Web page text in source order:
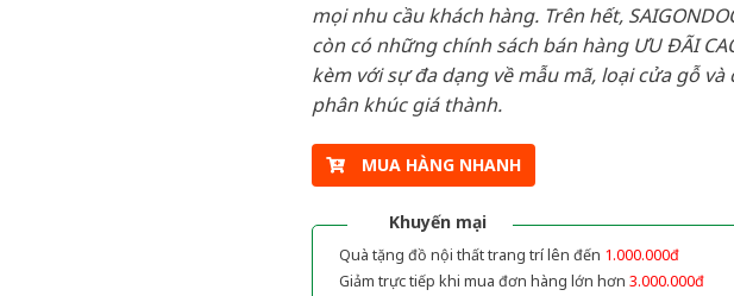
mọi nhu cầu khách hàng. Trên hết,
còn có những chính sách bán hàng ƯU ĐÃI
kèm với sự đa dạng về mẫu mã, loại cửa gỗ và
phân khúc giá thành.
MUA HÀNG NHANH
Khuyến mại
Quà tặng đồ nội thất trang trí lên đến 1.000.000đ
Giảm trực tiếp khi mua đơn hàng lớn hơn 3.000.000đ